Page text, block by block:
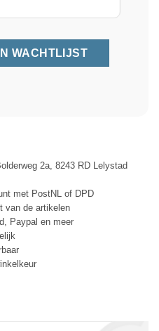
2a, 8243 RD Lelystad
met PostNL of DPD
van de artikelen
Paypal en meer